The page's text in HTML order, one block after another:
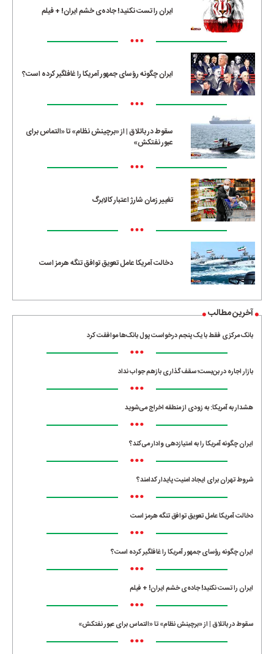
ایران را تست نکنید! جاده‌ی خشم ایران! + فیلم
•••
ایران چگونه رؤسای جمهور آمریکا را غافلگیر کرده است؟
•••
سقوط در باتلاق | از «برچینش نظام» تا «التماس برای
عبور نفتکش»
•••
تغییر زمان شارژ اعتبار کالابرگ
•••
دخالت آمریکا عامل تعویق توافق تنگه هرمز است
آخرین مطالب
بانک مرکزی فقط با یک‌ پنجم درخواست پول بانک‌ها موافقت کرد
•••
بازار اجاره در بن‌بست؛ سقف‌گذاری بازهم جواب نداد
•••
هشدار به آمریکا: به زودی از منطقه اخراج می‌شوید
•••
ایران چگونه آمریکا را به امتیازدهی وادار می‌کند؟
•••
شروط تهران برای ایجاد امنیت پایدار کدامند؟
•••
دخالت آمریکا عامل تعویق توافق تنگه هرمز است
•••
ایران چگونه رؤسای جمهور آمریکا را غافلگیر کرده است؟
•••
ایران را تست نکنید! جاده‌ی خشم ایران! + فیلم
•••
سقوط در باتلاق | از «برچینش نظام» تا «التماس برای عبور نفتکش»
•••